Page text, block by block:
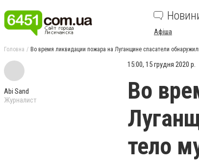
Афіша
Головна Во время ликвидации пожара на Луганщине спасатели
Abi Sand
Журналист
15:00, 15 грудня 2020 р.
Во
тело